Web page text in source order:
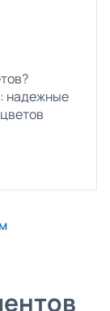
надежные